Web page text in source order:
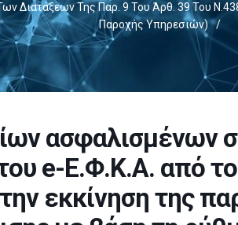
Διατάξεων Της Παρ. 9 Του Άρθ. 39 Του
Παροχής Υπηρεσιών)
/
ασφαλισμένων
e-Ε.Φ.Κ.Α. από
εκκίνηση της